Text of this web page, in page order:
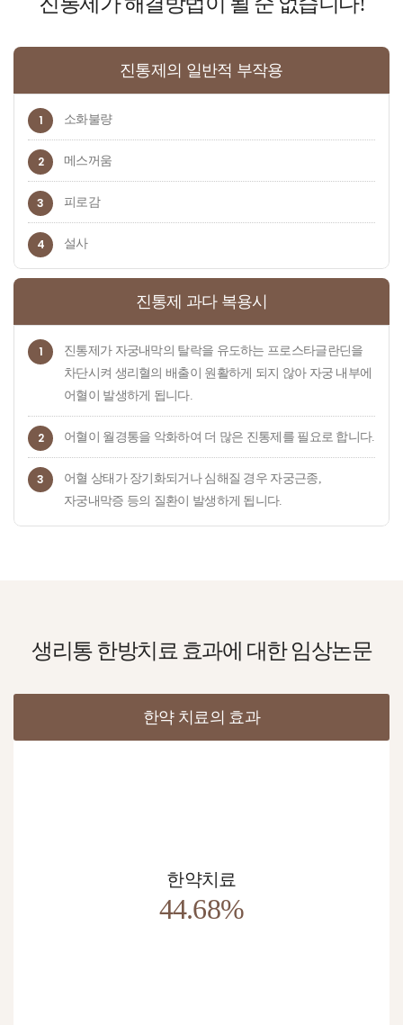
진통제의 일반적 부작용
1 소화불량
2 메스꺼움
3 피로감
4 설사
진통제 과다 복용시
1
진통제가 자궁내막의 탈락을 유도하는 프로스타글란딘을
차단시켜 생리혈의 배출이 원활하게 되지 않아 자궁 내부에
어혈이 발생하게 됩니다.
2 어혈이 월경통을 악화하여 더 많은 진통제를 필요로 합니다.
3
어혈 상태가 장기화되거나 심해질 경우 자궁근종,
자궁내막증 등의 질환이 발생하게 됩니다.
생리통 한방치료 효과에 대한임상논문
한약 치료의 효과
한약치료
44.68%